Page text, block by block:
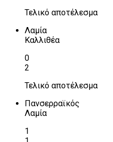
Τελικό αποτέλεσμα
Λαμία
Καλλιθέα
0
2
Τελικό αποτέλεσμα
Πανσερραϊκός
Λαμία
1